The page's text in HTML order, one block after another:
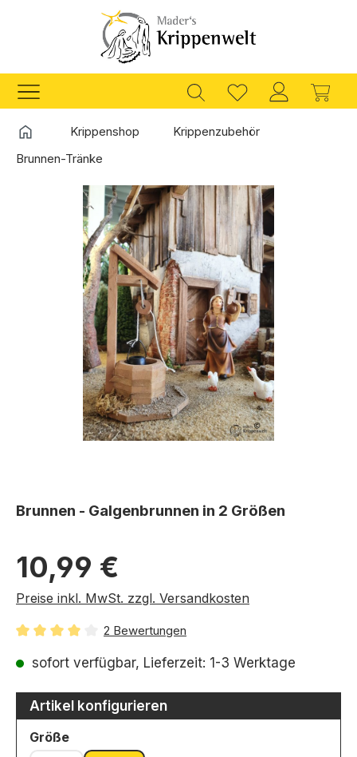
Zum Hauptinhalt springen
StartseiteKrippenshop
Krippenzubehör
Brunnen-Tränke
Bildergalerie überspringen
Brunnen - Galgenbrunnen in 2 Größen
Regulärer Preis:
10,99 €
Preise inkl. MwSt. zzgl. Versandkosten
2 Bewertungen
sofort verfügbar, Lieferzeit: 1-3 Werktage
Artikel konfigurieren
Größeauswählen